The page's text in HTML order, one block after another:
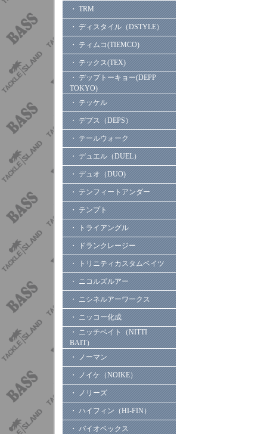
・ TRM
・ ディスタイル（DSTYLE）
・ ティムコ(TIEMCO)
・ テックス(TEX)
・ デップトーキョー(DEPP
TOKYO)
・ テッケル
・ デプス（DEPS）
・ テールウォーク
・ デュエル（DUEL）
・ デュオ（DUO)
・ テンフィートアンダー
・ テンプト
・ トライアングル
・ ドランクレージー
・ トリニティカスタムベイツ
・ ニコルズルアー
・ ニシネルアーワークス
・ ニッコー化成
・ ニッチベイト（NITTI
BAIT）
・ ノーマン
・ ノイケ（NOIKE）
・ ノリーズ
・ ハイフィン（HI-FIN）
・ バイオベックス